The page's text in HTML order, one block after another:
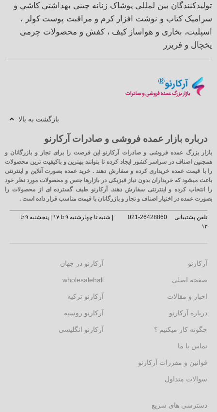
تولیدکنندگان بین لمللی پوشاک زنانه چینی بهداشتی کاشی و
سرامیک کتاب و نوشت افزار کرم و مراقبت پوست کولر ،
اسپلیت، بخاری و هواساز کیف ، کفش و محصولات چرمی
یخچال و فریزر
بازگشت به بالا
درباره بازار عمده فروشی و صادرات آرکارنو
بازار بزرگ عمده فروشی و صادرات آرکارنو این فرصت را برای تجار و بازرگانان و
همچنین اصناف در سراسر کشور ایجاد کرده تا بتوانند بهترین و باکیفیت ترین محصولات
را با قیمت عمده خریداری کرده و سفارش دهند . خرید عمده بصورت آنلاین و اینترنتی
باعث میشود که خریداران بدون نیاز فیزیکی در بازارها جنس و محصولات مورد نظر خود
را انتخاب کرده و اینترنتی سفارش دهند. آرکارنو طیف گسترده ای از محصولات را
بصورت عمده در اختیار اصناف و تجار و بازرگانان با قیمت مناسب قرار داده است .
تلفن پشتیبانی 26428860-021
| شنبه تا چهارشنبه ۹ تا ۱۷ | پنجشنبه ۹ تا
۱۳
آرکارنو
صفحه اصلی
اخبار و مقالات
درباره آرکارنو
چگونه کار میکنیم ؟
تماس با ما
قوانین و مقررات آرکارنو
سوالات متداول
آرکارنو در جهان
wholesalehall
آرکارنو ترکیه
آرکارنو روسیه
آرکارنو انگلیسی
دسترسی های سریع